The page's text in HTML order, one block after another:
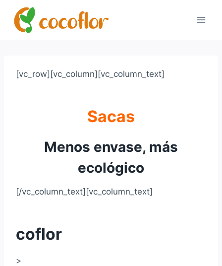
[vc_row][vc_column][vc_column_text]
Sacas
Menos envase, más
ecológico
[/vc_column_text][vc_column_text]
coflor
>